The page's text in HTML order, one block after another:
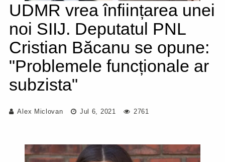
UDMR vrea înființarea unei
noi SIIJ. Deputatul PNL
Cristian Băcanu se opune:
"Problemele funcționale ar
subzista"
Alex Miclovan Jul 6, 2021 2761